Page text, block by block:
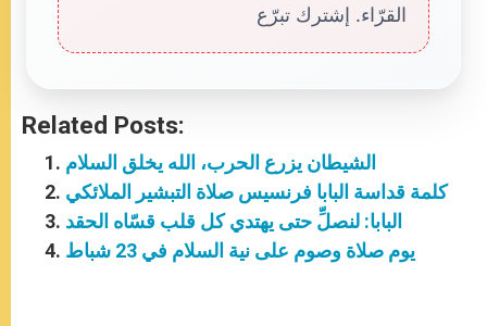
القرّاء. إشترك تبرّع
Related Posts:
الشيطان يزرع الحرب، الله يخلق السلام
كلمة قداسة البابا فرنسيس صلاة التبشير الملائكي
البابا: لنصلِّ حتى يهتدي كل قلب قسّاه الحقد
يوم صلاة وصوم على نية السلام في 23 شباط